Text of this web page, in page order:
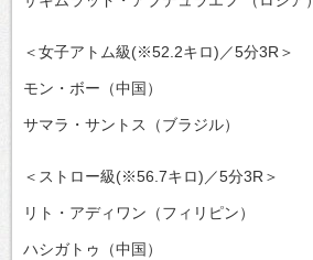
＜女子アトム級(※52.2キロ)／5分3R＞
モン・ボー（中国）
サマラ・サントス（ブラジル）
＜ストロー級(※56.7キロ)／5分3R＞
リト・アディワン（フィリピン）
ハシガトゥ（中国）